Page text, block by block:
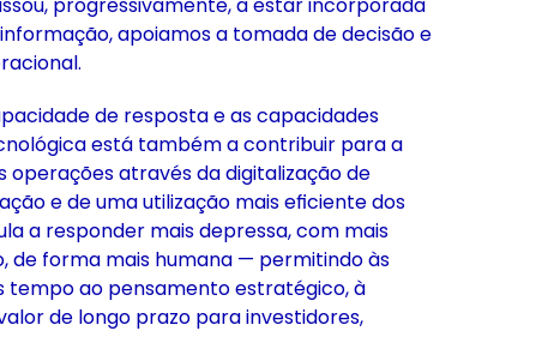
apoiamos a tomada de decisão e
de resposta e as capacidades
está também a contribuir para a
operações através da digitalização de
e de uma utilização mais eficiente dos
a responder mais depressa, com mais
de forma mais humana — permitindo às
tempo ao pensamento estratégico, à
de longo prazo para investidores,